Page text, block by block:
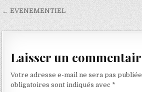
Navigation
de
← EVENEMENTIEL
Laisser un
Votre adresse e-mail ne sera pas
obligatoires sont indiqués avec *